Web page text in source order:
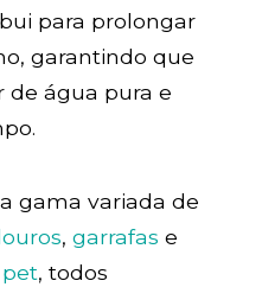
para prolongar
garantindo que
de água pura e
gama variada de
, garrafas e
, todos